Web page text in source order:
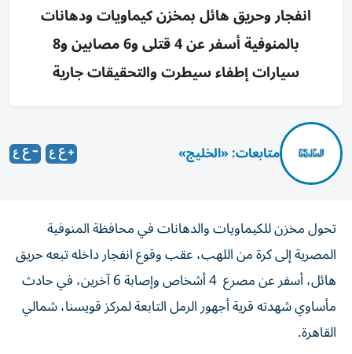
انفجار وحريق هائل بمخزن كيماويات ودهانات
بالمنوفية أسفر عن 4 قتلى و6 مصابين و8
سيارات إطفاء سيطرت والتحقيقات جارية
متابعات: «الخليج»
تحول مخزن للكيماويات والدهانات في محافظة المنوفية
المصرية إلى كرة من اللهب، عقب وقوع انفجار داخله تبعه حريق
هائل، أسفر عن مصرع 4 أشخاص وإصابة 6 آخرين، في حادث
مأساوي شهدته قرية أجهور الرمل التابعة لمركز قويسنا، شمالي
القاهرة.